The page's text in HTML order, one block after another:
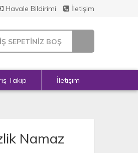
Havale Bildirimi İletişim
SEPETİNİZ BOŞ
Takip İletişim
Namaz